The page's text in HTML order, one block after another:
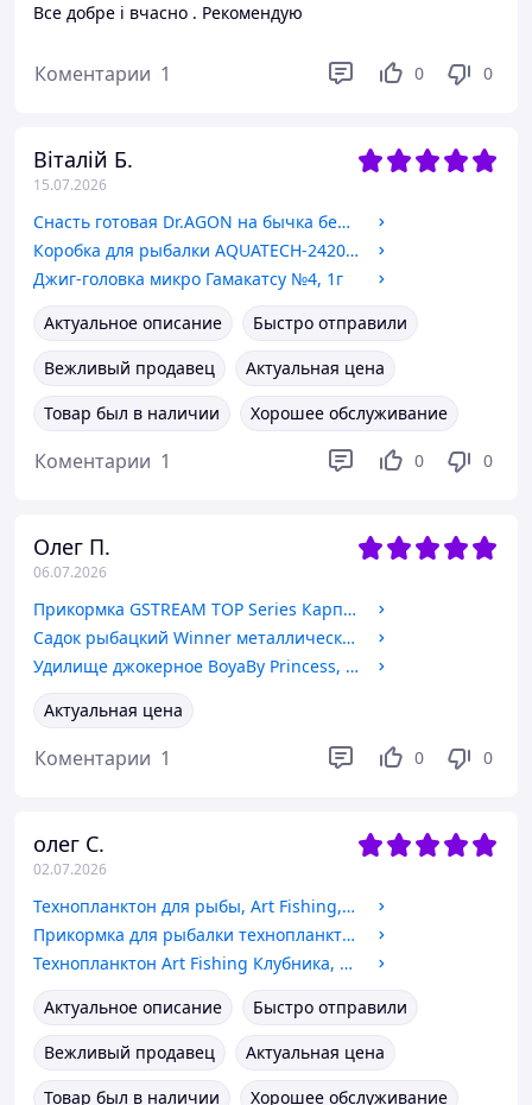
Все добре і вчасно . Рекомендую
Коментарии 1 0 0
Віталій Б.
15.07.2026
Снасть готовая Dr.AGON на бычка белая 3 крючка
Коробка для рыбалки AQUATECH-2420, 20 ячеек, двойная
Джиг-головка микро Гамакатсу №4, 1г
Актуальное описание
Быстро отправили
Вежливый продавец
Актуальная цена
Товар был в наличии
Хорошее обслуживание
Коментарии 1 0 0
Олег П.
06.07.2026
Прикормка GSTREAM TOP Series Карп (криль), 1кг
Садок рыбацкий Winner металлический, 30 см
Удилище джокерное BoyaBy Princess, 10-30г, 7.2м
Актуальная цена
Коментарии 1 0 0
олег С.
02.07.2026
Технопланктон для рыбы, Art Fishing, 80г, вкус Камыш
Прикормка для рыбалки технопланктон Art Fishing Оригинал, 80г
Технопланктон Art Fishing Клубника, 80г
Актуальное описание
Быстро отправили
Вежливый продавец
Актуальная цена
Товар был в наличии
Хорошее обслуживание